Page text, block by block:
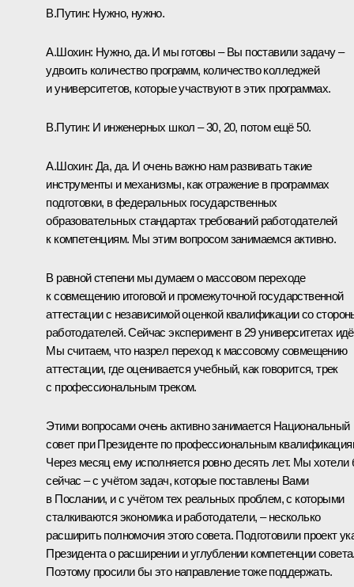
В.Путин: Нужно, нужно.
А.Шохин: Нужно, да. И мы готовы – Вы поставили задачу –
удвоить количество программ, количество колледжей
и университетов, которые участвуют в этих программах.
В.Путин: И инженерных школ – 30, 20, потом ещё 50.
А.Шохин: Да, да. И очень важно нам развивать такие
инструменты и механизмы, как отражение в программах
подготовки, в федеральных государственных
образовательных стандартах требований работодателей
к компетенциям. Мы этим вопросом занимаемся активно.
В равной степени мы думаем о массовом переходе
к совмещению итоговой и промежуточной государственной
аттестации с независимой оценкой квалификации со
работодателей. Сейчас эксперимент в 29 университетах
Мы считаем, что назрел переход к массовому совмещению
аттестации, где оценивается учебный, как говорится, трек
с профессиональным треком.
Этими вопросами очень активно занимается Национальный
совет при Президенте по профессиональным
Через месяц ему исполняется ровно десять лет. Мы хотели
сейчас – с учётом задач, которые поставлены Вами
в Послании, и с учётом тех реальных проблем, с которыми
сталкиваются экономика и работодатели, – несколько
расширить полномочия этого совета. Подготовили проект
Президента о расширении и углублении компетенции
Поэтому просили бы это направление тоже поддержать.